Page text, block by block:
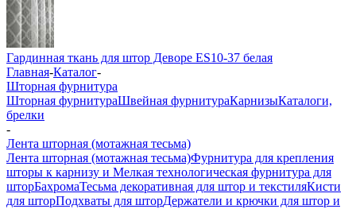
Гардинная ткань для штор Деворе ES10-37 белая
Главная-Каталог-
Шторная фурнитура
Шторная фурнитураШвейная фурнитураКарнизыКаталоги,
брелки
-
Лента шторная (мотажная тесьма)
Лента шторная (мотажная тесьма)Фурнитура для крепления
шторы к карнизу и Мелкая технологическая фурнитура для
шторБахромаТесьма декоративная для штор и текстиляКисти
для шторПодхваты для шторДержатели и крючки для штор и